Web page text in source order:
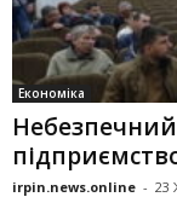
Економіка
irpin.news.online - 23